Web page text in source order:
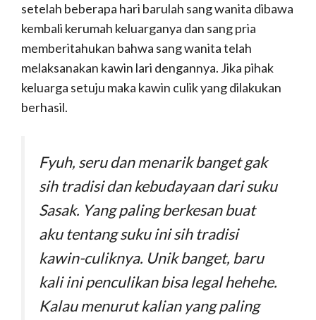
setelah beberapa hari barulah sang wanita dibawa
kembali kerumah keluarganya dan sang pria
memberitahukan bahwa sang wanita telah
melaksanakan kawin lari dengannya. Jika pihak
keluarga setuju maka kawin culik yang dilakukan
berhasil.
Fyuh, seru dan menarik banget gak
sih tradisi dan kebudayaan dari suku
Sasak. Yang paling berkesan buat
aku tentang suku ini sih tradisi
kawin-culiknya. Unik banget, baru
kali ini penculikan bisa legal hehehe.
Kalau menurut kalian yang paling